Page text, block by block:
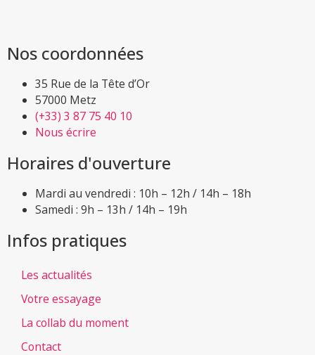
Nos coordonnées
35 Rue de la Tête d’Or
57000 Metz
(+33) 3 87 75 40 10
Nous écrire
Horaires d'ouverture
Mardi au vendredi : 10h – 12h / 14h – 18h
Samedi : 9h – 13h / 14h – 19h
Infos pratiques
Les actualités
Votre essayage
La collab du moment
Contact